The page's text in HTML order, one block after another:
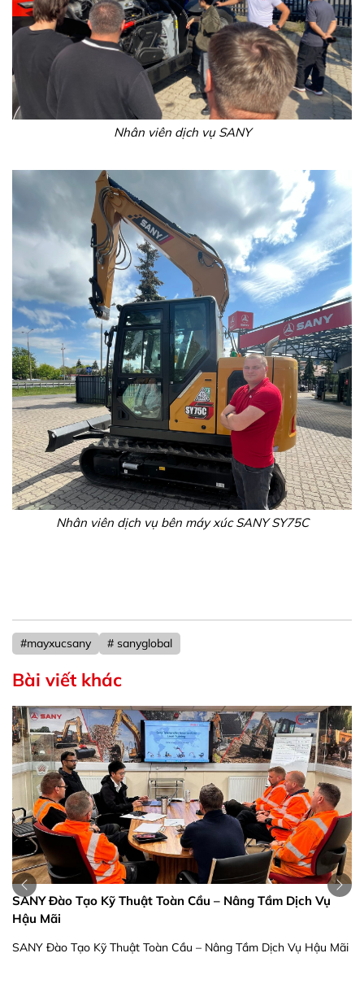
Nhân viên dịch vụ SANY
Nhân viên dịch vụ bên máy xúc SANY SY75C
#mayxucsany # sanyglobal
Bài viết khác
SANY Đào Tạo Kỹ Thuật Toàn Cầu – Nâng Tầm Dịch Vụ
Hậu Mãi
SANY Đào Tạo Kỹ Thuật Toàn Cầu – Nâng Tầm Dịch Vụ Hậu Mãi